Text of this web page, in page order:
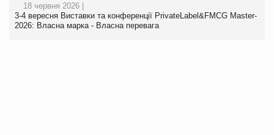
18 червня 2026 |
3-4 вересня Виставки та конференції PrivateLabel&FMCG Master-
2026: Власна марка - Власна перевага